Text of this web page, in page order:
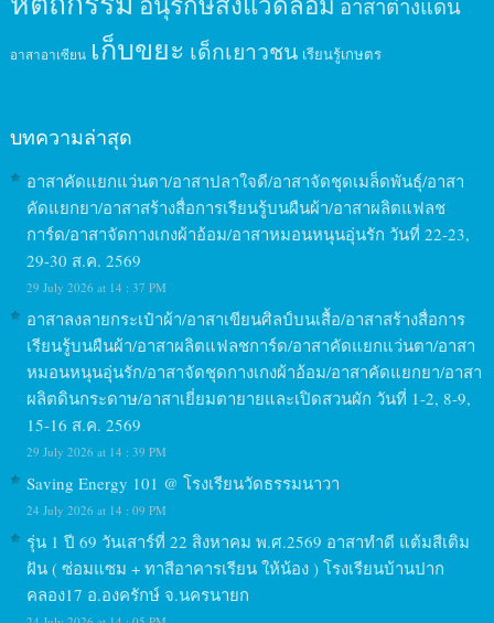
อาสาต่างแดน
อาสาอาเซียน เก็บขยะ เด็กเยาวชน เรียนรู้เกษตร
บทความล่าสุด
อาสาคัดแยกแว่นตา/อาสาปลาใจดี/อาสาจัดชุดเมล็ดพันธุ์/อาสา
คัดแยกยา/อาสาสร้างสื่อการเรียนรู้บนผืนผ้า/อาสาผลิตแฟลช
การ์ด/อาสาจัดกางเกงผ้าอ้อม/อาสาหมอนหนุนอุ่นรัก วันที่ 22-23,
29-30 ส.ค. 2569
29 July 2026 at 14 : 37 PM
อาสาลงลายกระเป๋าผ้า/อาสาเขียนศิลป์บนเสื้อ/อาสาสร้างสื่อการ
เรียนรู้บนผืนผ้า/อาสาผลิตแฟลชการ์ด/อาสาคัดแยกแว่นตา/อาสา
หมอนหนุนอุ่นรัก/อาสาจัดชุดกางเกงผ้าอ้อม/อาสาคัดแยกยา/อาสา
ผลิตดินกระดาษ/อาสาเยี่ยมตายายและเปิดสวนผัก วันที่ 1-2, 8-9,
15-16 ส.ค. 2569
29 July 2026 at 14 : 39 PM
Saving Energy 101 @ โรงเรียนวัดธรรมนาวา
24 July 2026 at 14 : 09 PM
รุ่น 1 ปี 69 วันเสาร์ที่ 22 สิงหาคม พ.ศ.2569 อาสาทำดี แต้มสีเติม
ฝัน ( ซ่อมแซม + ทาสีอาคารเรียน ให้น้อง ) โรงเรียนบ้านปาก
คลอง17 อ.องครักษ์ จ.นครนายก